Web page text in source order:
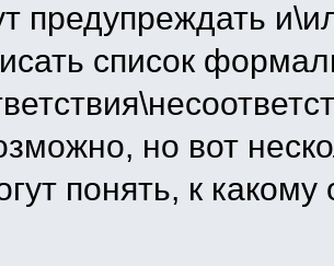
предупреждать
список
но вот
понять, к